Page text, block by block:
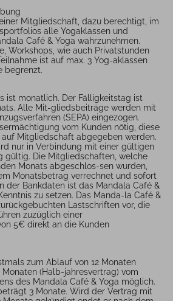
Mitgliedschaft, dazu berechtigt, im
alle Yogaklassen und
Café & Yoga wahrzunehmen.
Workshops, wie auch Privatstunden
ist auf max. 3 Yog-aklassen
begrenzt.
ist monatlich. Der Fälligkeitstag ist
Alle Mit-gliedsbeiträge werden mit
(SEPA) eingezogen.
vom Kunden nötig, diese
Mitgliedschaft abgegeben werden.
nur in Verbindung mit einer gültigen
gültig. Die Mitgliedschaften, welche
Monats abgeschlos-sen wurden,
Monatsbetrag verrechnet und sofort
der Bankdaten ist das Mandala Café &
zu setzen. Das Manda-la Café &
Lastschriften vor, die
zuzüglich einer
5€ direkt an die Kunden
zum Ablauf von 12 Monaten
(Halb-jahresvertrag) vom
des Mandala Café & Yoga möglich.
3 Monate. Wird der Vertrag mit